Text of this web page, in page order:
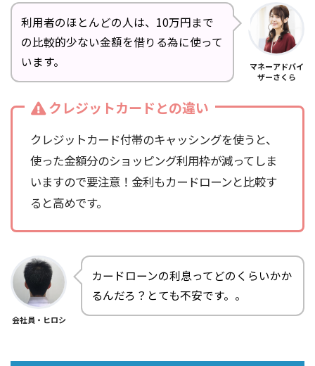
利用者のほとんどの人は、10万円まで
の比較的少ない金額を借りる為に使って
います。
マネーアドバイ
ザーさくら
クレジットカードとの違い
クレジットカード付帯のキャッシングを使うと、
使った金額分のショッピング利用枠が減ってしま
いますので要注意！金利もカードローンと比較す
ると高めです。
会社員・ヒロシ
カードローンの利息ってどのくらいかか
るんだろ？とても不安です。。